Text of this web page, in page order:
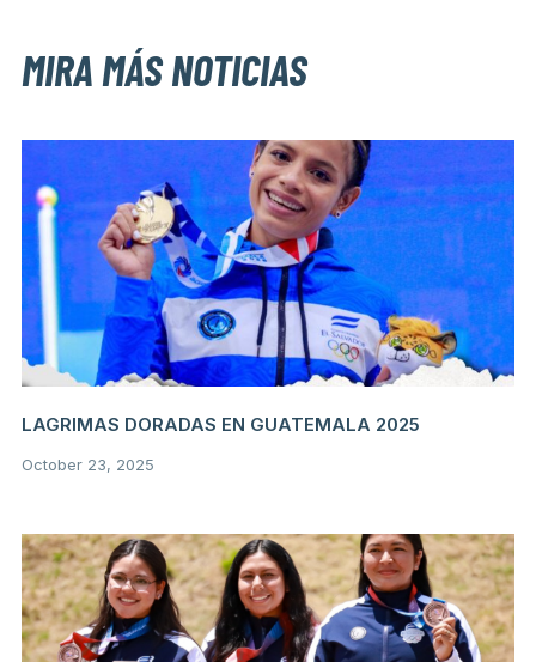
MIRA MÁS NOTICIAS
LAGRIMAS DORADAS EN GUATEMALA 2025
October 23, 2025